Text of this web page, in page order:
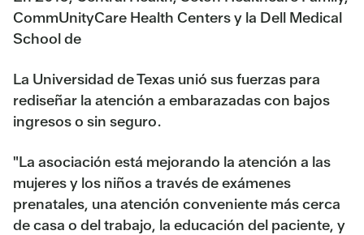
CommUnityCare Health Centers y la Dell Medical
School de
La Universidad de Texas unió sus fuerzas para
rediseñar la atención a embarazadas con bajos
ingresos o sin seguro.
"La asociación está mejorando la atención a las
mujeres y los niños a través de exámenes
prenatales, una atención conveniente más cerca
de casa o del trabajo, la educación del paciente, y